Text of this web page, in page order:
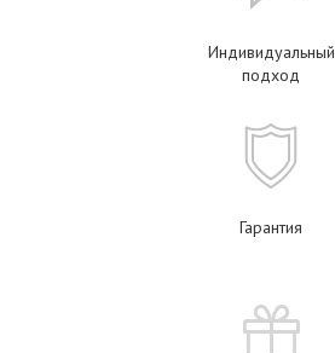
Индивидуальный
подход
Гарантия